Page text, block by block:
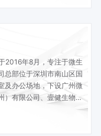
2016年8月，专注于微生
总部位于深圳市南山区国
及办公场地，下设广州微
）有限公司、壹健生物科
由国际知名学者领衔的高
物基因芯片、微生物检